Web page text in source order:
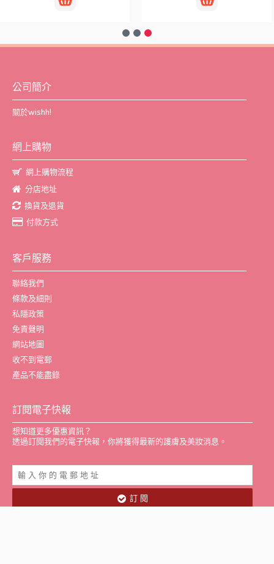
公司簡介
關於wishh!
網上購物
網上購物流程
分店地址
換貨及退貨
付款方式
客戶服務
聯絡我們
條款及細則
私隱政策
免責聲明
網站地圖
收不到電郵
產品不能盡錄
訂閱電子快報
想知道更多優惠資訊？
透過訂閱我們的電子快報，你將獲得最新的護膚及美妝消息。
訂 閱